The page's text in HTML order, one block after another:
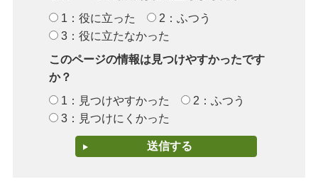
1：役に立った
2：ふつう
3：役に立たなかった
このページの情報は見つけやすかったです
か？
1：見つけやすかった
2：ふつう
3：見つけにくかった